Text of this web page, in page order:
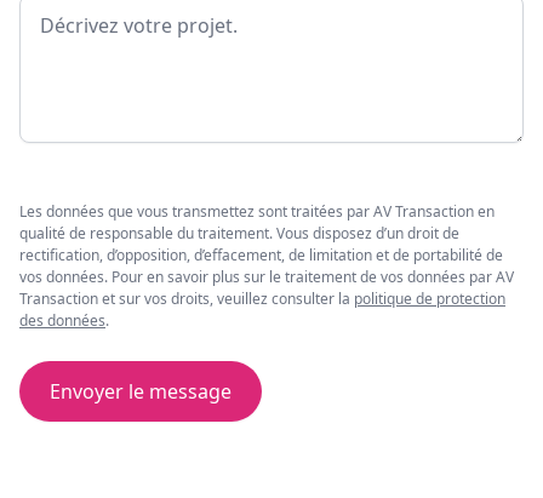
Message
Les données que vous transmettez sont traitées par AV Transaction en
qualité de responsable du traitement. Vous disposez d’un droit de
rectification, d’opposition, d’effacement, de limitation et de portabilité de
vos données. Pour en savoir plus sur le traitement de vos données par AV
Transaction et sur vos droits, veuillez consulter la politique de protection
des données.
Envoyer le message